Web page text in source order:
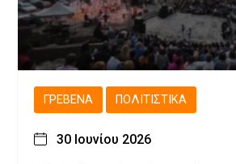
ΓΡΕΒΕΝΆ ΠΟΛΙΤΙΣΤΙΚΆ
30 Ιουνίου 2026